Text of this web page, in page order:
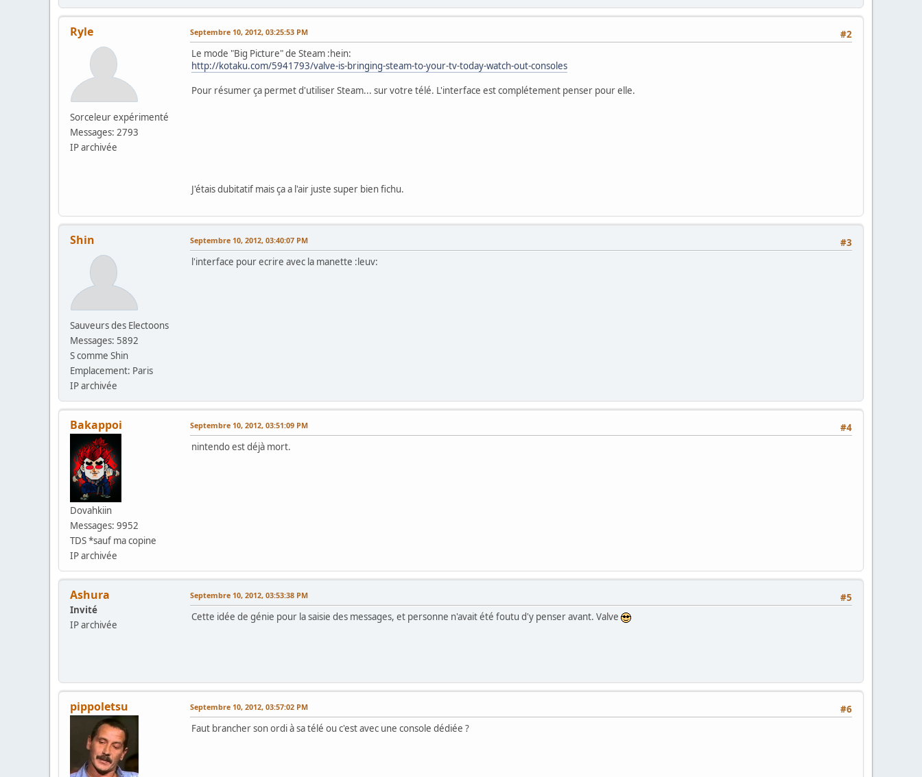
Ryle
Sorceleur expérimenté
Messages: 2793
IP archivée
#2
Septembre 10, 2012, 03:25:53 PM
Le mode "Big Picture" de Steam :hein:
http://kotaku.com/5941793/valve-is-bringing-steam-to-your-tv-today-watch-out-consoles
Pour résumer ça permet d'utiliser Steam... sur votre télé. L'interface est complétement penser pour elle.
J'étais dubitatif mais ça a l'air juste super bien fichu.
Shin
Sauveurs des Electoons
Messages: 5892
S comme Shin
Emplacement: Paris
IP archivée
#3
Septembre 10, 2012, 03:40:07 PM
l'interface pour ecrire avec la manette :leuv:
Bakappoi
Dovahkiin
Messages: 9952
TDS *sauf ma copine
IP archivée
#4
Septembre 10, 2012, 03:51:09 PM
nintendo est déjà mort.
Ashura
Invité
IP archivée
#5
Septembre 10, 2012, 03:53:38 PM
Cette idée de génie pour la saisie des messages, et personne n'avait été foutu d'y penser avant. Valve
pippoletsu #6
Septembre 10, 2012, 03:57:02 PM
Faut brancher son ordi à sa télé ou c'est avec une console dédiée ?